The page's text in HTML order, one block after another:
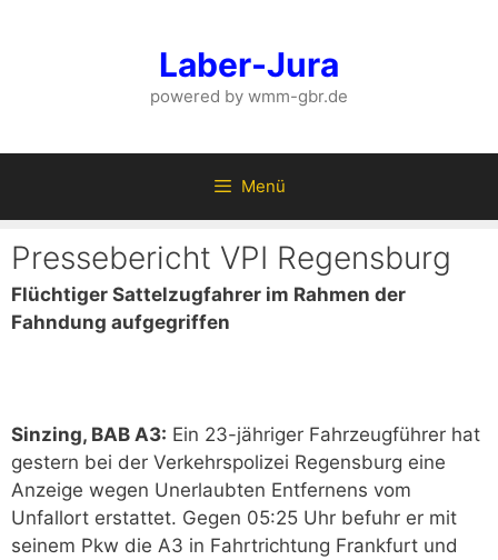
Laber-Jura
powered by wmm-gbr.de
Menü
Pressebericht VPI Regensburg
Flüchtiger Sattelzugfahrer im Rahmen der
Fahndung aufgegriffen
Sinzing, BAB A3: Ein 23-jähriger Fahrzeugführer hat
gestern bei der Verkehrspolizei Regensburg eine
Anzeige wegen Unerlaubten Entfernens vom
Unfallort erstattet. Gegen 05:25 Uhr befuhr er mit
seinem Pkw die A3 in Fahrtrichtung Frankfurt und